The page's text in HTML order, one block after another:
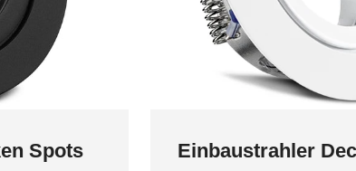
Spots Einbaustrahler